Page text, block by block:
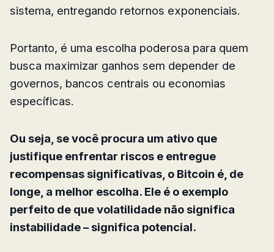
sistema, entregando retornos exponenciais.
Portanto, é uma escolha poderosa para quem
busca maximizar ganhos sem depender de
governos, bancos centrais ou economias
específicas.
Ou seja, se você procura um ativo que
justifique enfrentar riscos e entregue
recompensas significativas, o Bitcoin é, de
longe, a melhor escolha. Ele é o exemplo
perfeito de que volatilidade não significa
instabilidade – significa potencial.